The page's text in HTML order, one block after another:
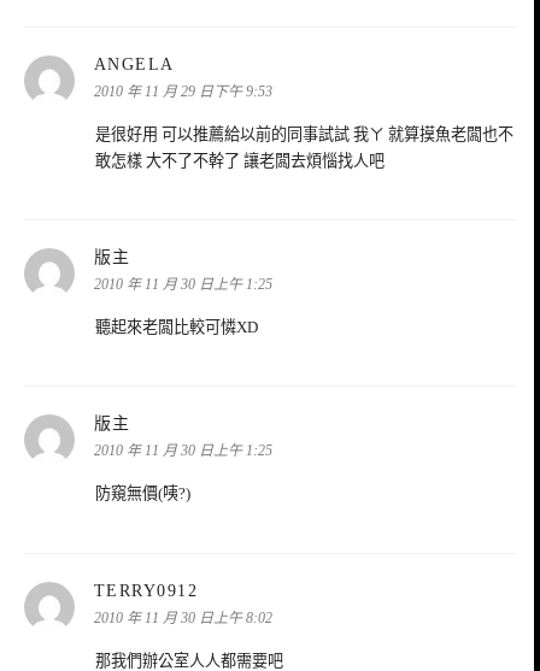
ANGELA
示:
2010 年 11 月 29 日下午 9:53
是很好用 可以推薦給以前的同事試試 我ㄚ 就算摸魚老闆也不
敢怎樣 大不了不幹了 讓老闆去煩惱找人吧
版主
示:
2010 年 11 月 30 日上午 1:25
聽起來老闆比較可憐XD
版主
示:
2010 年 11 月 30 日上午 1:25
防窺無價(咦?)
TERRY0912
示:
2010 年 11 月 30 日上午 8:02
那我們辦公室人人都需要吧